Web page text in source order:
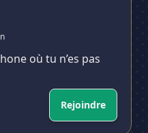
où tu n’es pas
Rejoindre